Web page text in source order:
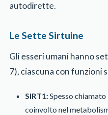
autodirette.
Le Sette Sirtuine
Gli esseri umani hanno
7), ciascuna con funzioni
SIRT1:Spesso
coinvolto nel